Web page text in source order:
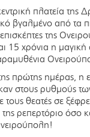
πλατεία
βγαλμένο από τα
της
15 χρόνια η μαγική
της πρώτης ημέρας,
στους ρυθμούς
τους θεατές σε
της ρεπερτόριο